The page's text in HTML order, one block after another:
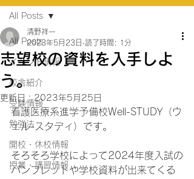
All Posts
イベント情報
校舎紹介
受験情報
勉強法
開校・休校情報
授業・講習情報
All Posts
志望校の資料を入手しよ
う。
清野祥一
2023年5月23日 読了時間: 1分
更新日：2023年5月25日
看護医療系進学予備校Well-STUDY（ウ
ェル-スタディ）です。
そろそろ学校によって2024年度入試の
パンフレットや学校資料が出来てくる